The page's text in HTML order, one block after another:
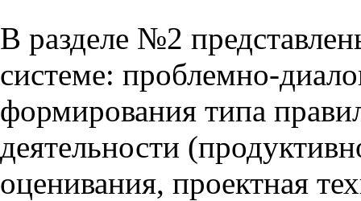
В разделе №2
системе: проблемно-
формирования типа
деятельности
оценивания, проектная